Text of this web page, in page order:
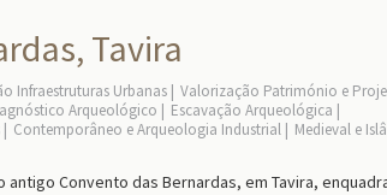
Tavira
Infraestruturas Urbanas
Valorização Património e
Arqueológico
Escavação Arqueológica
Contemporâneo e Arqueologia Industrial Medieval e
Convento das Bernardas, em Tavira,